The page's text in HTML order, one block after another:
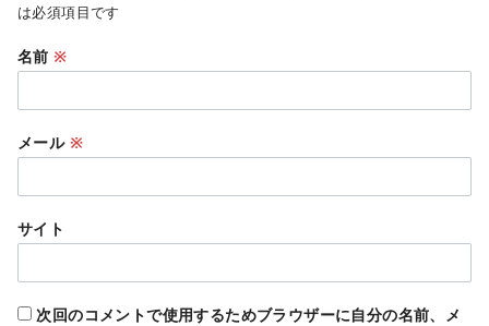
は必須項目です
名前※
メール ※
サイト
次回のコメントで使用するためブラウザーに自分の名前、メ